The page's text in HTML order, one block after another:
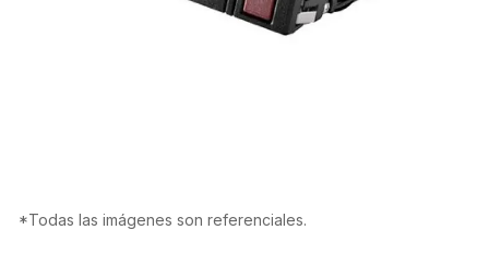
*Todas las imágenes son referenciales.